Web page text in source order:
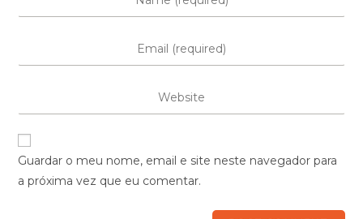
Guardar o meu nome, email e site neste navegador para
a próxima vez que eu comentar.